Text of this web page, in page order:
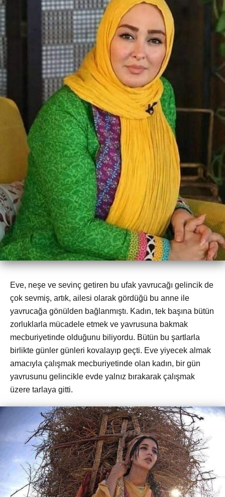
Eve, neşe ve sevinç getiren bu ufak yavrucağı gelincik de
çok sevmiş, artık, ailesi olarak gördüğü bu anne ile
yavrucağa gönülden bağlanmıştı. Kadın, tek başına bütün
zorluklarla mücadele etmek ve yavrusuna bakmak
mecburiyetinde olduğunu biliyordu. Bütün bu şartlarla
birlikte günler günleri kovalayıp geçti. Eve yiyecek almak
amacıyla çalışmak mecburiyetinde olan kadın, bir gün
yavrusunu gelincikle evde yalnız bırakarak çalışmak
üzere tarlaya gitti.